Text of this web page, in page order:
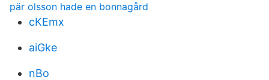
pär olsson hade en bonnagård
cKEmx
aiGke
nBo